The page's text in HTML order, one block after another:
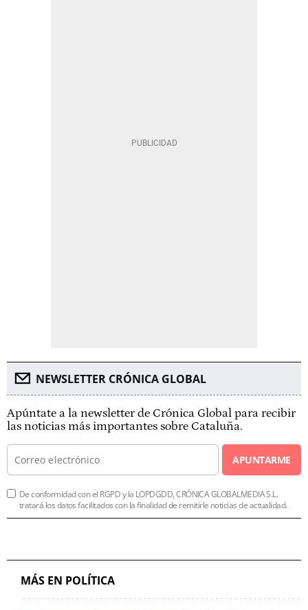
NEWSLETTER CRÓNICA GLOBAL
Apúntate a la newsletter de Crónica Global para recibir
las noticias más importantes sobre Cataluña.
APUNTARME
De conformidad con el RGPD y la LOPDGDD, CRÓNICA GLOBALMEDIA S.L.
tratará los datos facilitados con la finalidad de remitirle noticias de actualidad.
MÁS EN POLÍTICA